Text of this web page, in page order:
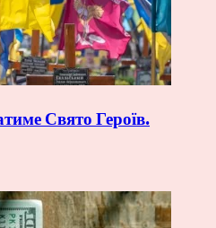
Свято Героїв.